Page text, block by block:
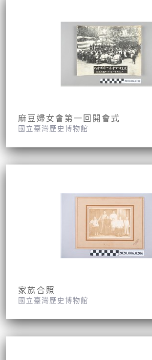
麻豆婦女會第一回開會式
國立臺灣歷史博物館
家族合照
國立臺灣歷史博物館